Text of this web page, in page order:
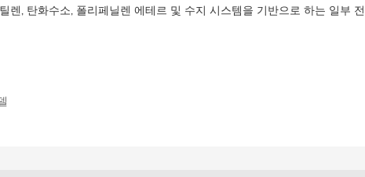
렌, 탄화수소, 폴리페닐렌 에테르 및 수지 시스템을 기반으로 하는 일부